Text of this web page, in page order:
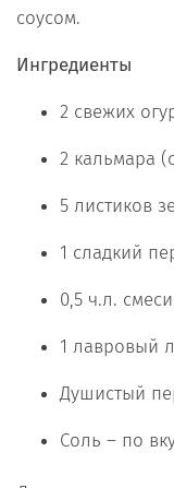
соусом.
Ингредиенты
2 свежих
2 кальмара
5 листиков
1 сладкий
0,5 ч.л.
1 лавровый
Душистый
Соль – по